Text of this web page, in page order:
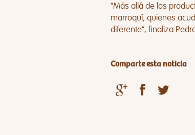
“Más allá de los
marroquí, quienes
diferente”, finaliza
Comparte esta noticia